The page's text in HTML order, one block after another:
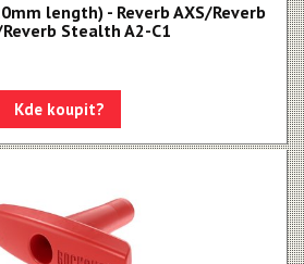
length) - Reverb AXS/Reverb
Stealth A2-C1
Kde koupit?